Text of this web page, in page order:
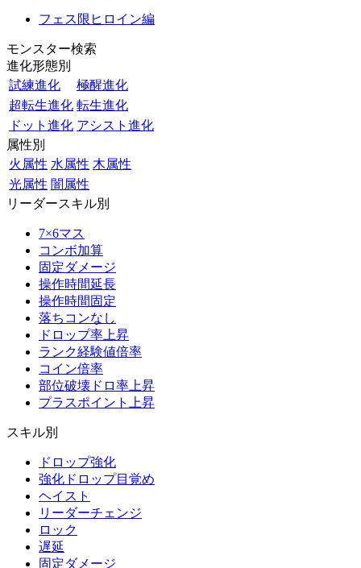
フェス限ヒロイン編
モンスター検索
進化形態別
試練進化
極醒進化
超転生進化 転生進化
ドット進化 アシスト進化
属性別
火属性 水属性 木属性
光属性 闇属性
リーダースキル別
7×6マス
コンボ加算
固定ダメージ
操作時間延長
操作時間固定
落ちコンなし
ドロップ率上昇
ランク経験値倍率
コイン倍率
部位破壊ドロ率上昇
プラスポイント上昇
スキル別
ドロップ強化
強化ドロップ目覚め
ヘイスト
リーダーチェンジ
ロック
遅延
固定ダメージ